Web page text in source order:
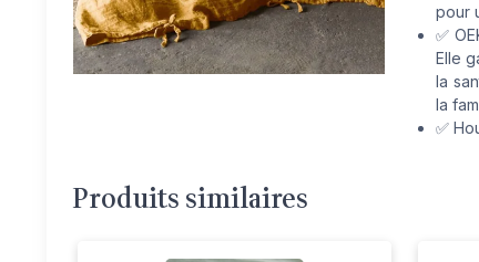
pour
✅
Elle
la
la
✅
Produits similaires